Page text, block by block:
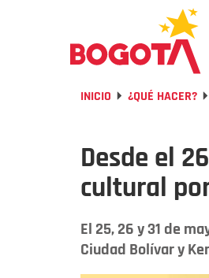
INICIO ¿QUÉ HACER?
Desde el
cultural
El 25, 26 y 31 de
Ciudad Bolívar y